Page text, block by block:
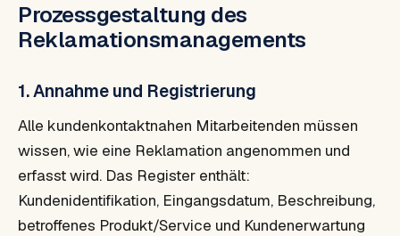
Prozessgestaltung des
Reklamationsmanagements
1. Annahme und Registrierung
Alle kundenkontaktnahen Mitarbeitenden müssen
wissen, wie eine Reklamation angenommen und
erfasst wird. Das Register enthält:
Kundenidentifikation, Eingangsdatum, Beschreibung,
betroffenes Produkt/Service und Kundenerwartung